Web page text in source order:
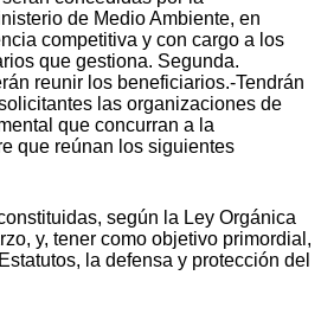
de Medio Ambiente, en
competitiva y con cargo a los
que gestiona. Segunda.
reunir los beneficiarios.-Tendrán
las organizaciones de
que concurran a la
que reúnan los siguientes
según la Ley Orgánica
y, tener como objetivo primordial,
la defensa y protección del